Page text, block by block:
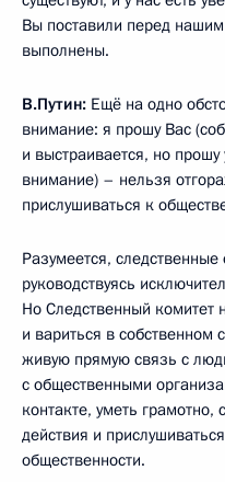
Вы поставили перед
выполнены.
В.Путин: Ещё на одно
внимание: я прошу Вас
и выстраивается, но прошу
внимание) – нельзя
прислушиваться к
Разумеется,
руководствуясь
Но Следственный комитет
и вариться в собственном
живую прямую связь с
с общественными
контакте, уметь
действия и
общественности.